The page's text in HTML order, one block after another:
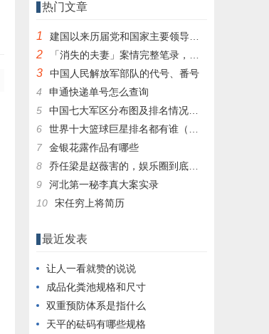
热门文章
1 建国以来历届党和国家主要领导人全名单
2 「消失的夫妻」案情完整笔录，凶手灭绝人性！|杀人狂魔004
3
中国人民解放军部队的代号、番号
4
申通快递单号怎么查询
5
中国七大军区分布图及排名情况详细解读！
6
世界十大篮球巨星排名都有谁（篮球排行榜前十名）
7
金银花露作品有哪些
8
乔任梁是赵薇害的，娱乐圈到底有多乱，昔日往事一件一件都被扒出，你是怎么
9
河北第一秘李真大案实录
10
宋任穷上将简历
最近发表
让人一看就赞的说说
成品化粪池规格和尺寸
双重预防体系是指什么
天平的砝码有哪些规格